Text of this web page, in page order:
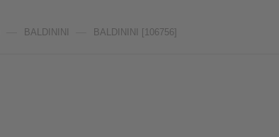
BALDININI BALDININI [106756]